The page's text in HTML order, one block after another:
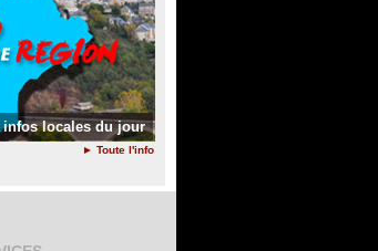
infos locales du jour
► Toute l'info